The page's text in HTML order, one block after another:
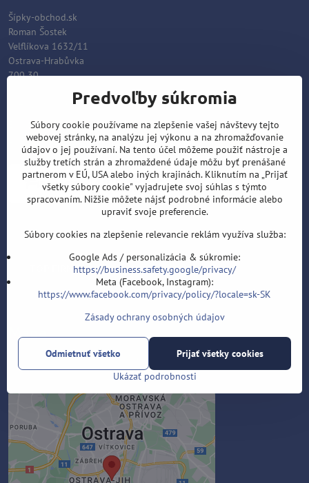
Šípky-obchod.sk
Roman Šostek
Velflíkova 1632/11
Ostrava-Hrabůvka
700 30
T: +420 553 038 721
info@sipky-obchod.sk
https://www.facebook.com/sipky.obchod/
Velflíkova 1632/11, Ostrava 30, 700 30
Externý obsah je blokovaný
Voľbami súkromia
Prajete si načítať externý obsah?
Predvoľby súkromia
Súbory cookie používame na zlepšenie vašej návštevy tejto
webovej stránky, na analýzu jej výkonu a na zhromažďovanie
údajov o jej používaní. Na tento účel môžeme použiť nástroje a
služby tretích strán a zhromaždené údaje môžu byť prenášané
partnerom v EÚ, USA alebo iných krajinách. Kliknutím na „Prijať
všetky súbory cookie" vyjadrujete svoj súhlas s týmto
spracovaním. Nižšie môžete nájsť podrobné informácie alebo
upraviť svoje preferencie.
Súbory cookies na zlepšenie relevancie reklám využíva služba:
Google Ads / personalizácia & súkromie:
https://business.safety.google/privacy/
Meta (Facebook, Instagram):
https://www.facebook.com/privacy/policy/?locale=sk-SK
Zásady ochrany osobných údajov
Ukázať podrobnosti
Prijať všetky cookies
Odmietnuť všetko